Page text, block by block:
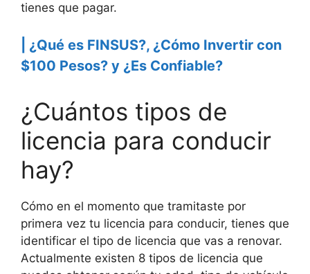
tienes que pagar.
| ¿Qué es FINSUS?, ¿Cómo Invertir con
$100 Pesos? y ¿Es Confiable?
¿Cuántos tipos de
licencia para conducir
hay?
Cómo en el momento que tramitaste por
primera vez tu licencia para conducir, tienes que
identificar el tipo de licencia que vas a renovar.
Actualmente existen 8 tipos de licencia que